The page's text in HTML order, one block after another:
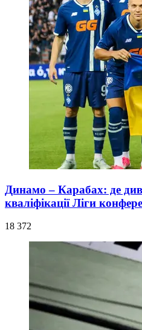
Динамо – Карабах: де
кваліфікації Ліги
18 372